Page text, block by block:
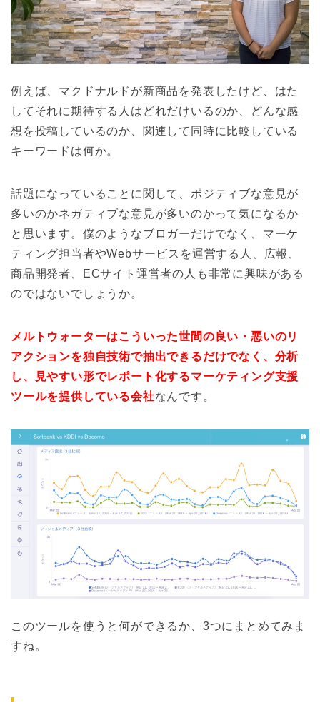
例えば、マクドナルドが新商品を発表したけど、はた
してそれに期待する人はどれだけいるのか、どんな感
想を投稿しているのか、関連して同時に比較している
キーワードは何か。
話題になっていることに関して、ポジティブな意見が
多いのかネガティブな意見が多いのかって気になるか
と思います。僕のようなブロガーだけでなく、マーケ
ティング担当者やWebサービスを運営する人、広報、
商品開発者、ECサイト運営者の人も非常に興味がある
のではないでしょうか。
メルトウォーターはこういった世間の良い・悪いのリ
アクションを独自技術で抽出できるだけでなく、分析
し、見やすい形でレポート化するマーケティング支援
ツールを提供している会社なんです。
このツールを使うと何ができるか、3つにまとめてみま
すね。